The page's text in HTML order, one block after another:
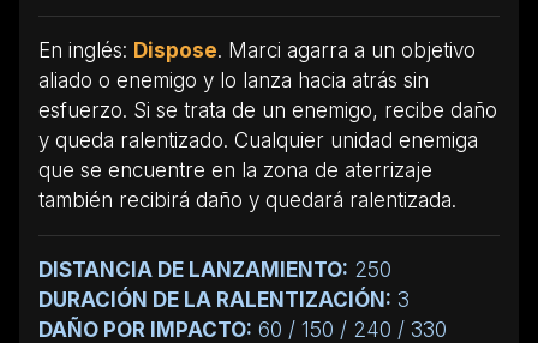
En inglés: Dispose. Marci agarra a un objetivo
aliado o enemigo y lo lanza hacia atrás sin
esfuerzo. Si se trata de un enemigo, recibe daño
y queda ralentizado. Cualquier unidad enemiga
que se encuentre en la zona de aterrizaje
también recibirá daño y quedará ralentizada.
DISTANCIA DE LANZAMIENTO: 250
DURACIÓN DE LA RALENTIZACIÓN: 3
DAÑO POR IMPACTO: 60 / 150 / 240 / 330